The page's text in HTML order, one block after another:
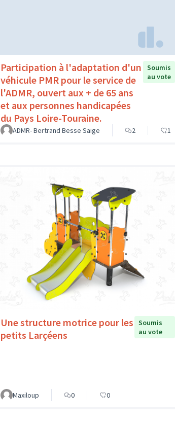
Participation à l'adaptation d'un
véhicule PMR pour le service de
l'ADMR, ouvert aux + de 65 ans
et aux personnes handicapées
du Pays Loire-Touraine.
Soumis
au vote
ADMR- Bertrand Besse Saige 2 1
Une structure motrice pour les
petits Larçéens
Soumis
au vote
Maxiloup 0 0